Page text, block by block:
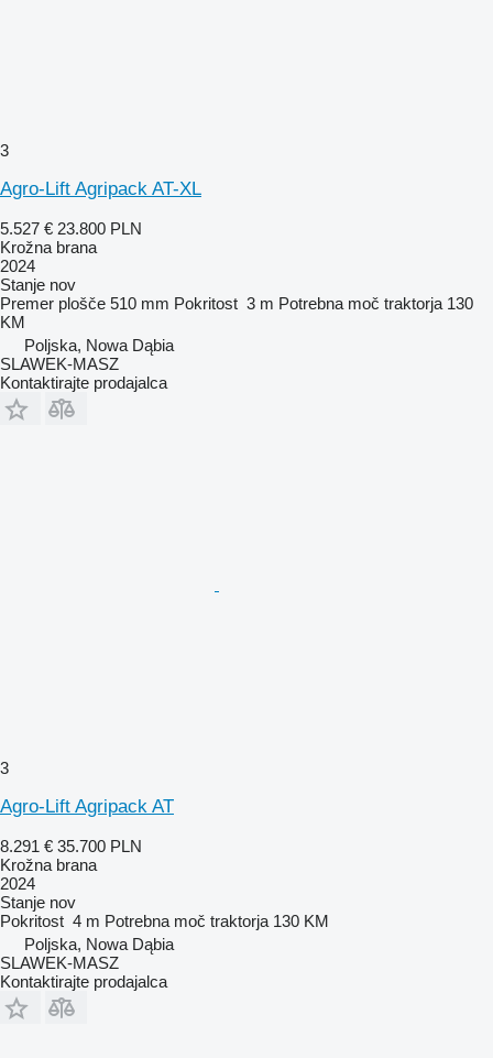
3
Agro-Lift Agripack AT-XL
5.527 € 23.800 PLN
Krožna brana
2024
Stanje nov
Premer plošče 510 mm Pokritost 3 m Potrebna moč traktorja 130
KM
Poljska, Nowa Dąbia
SLAWEK-MASZ
Kontaktirajte prodajalca
3
Agro-Lift Agripack AT
8.291 € 35.700 PLN
Krožna brana
2024
Stanje nov
Pokritost 4 m Potrebna moč traktorja 130 KM
Poljska, Nowa Dąbia
SLAWEK-MASZ
Kontaktirajte prodajalca